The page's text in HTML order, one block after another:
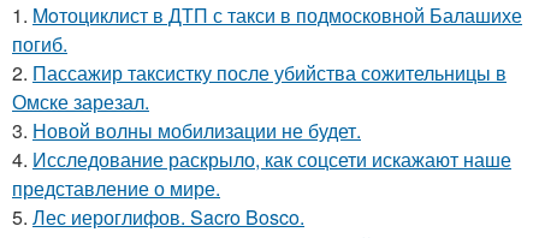
1. Moтоциклист в ДТП с такси в подмосковной Балашихе
погиб.
2. Пассажир таксистку после убийства сожительницы в
Омске зарезал.
3. Новой волны мобилизации не будет.
4. Исследование раскрыло, как соцсети искажают наше
представление о мире.
5. Лес иероглифов. Sacro Bosco.